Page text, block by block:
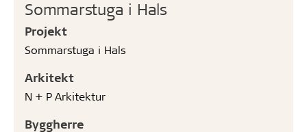
Sommarstuga i Hals
Projekt
Sommarstuga i Hals
Arkitekt
N + P Arkitektur
Byggherre